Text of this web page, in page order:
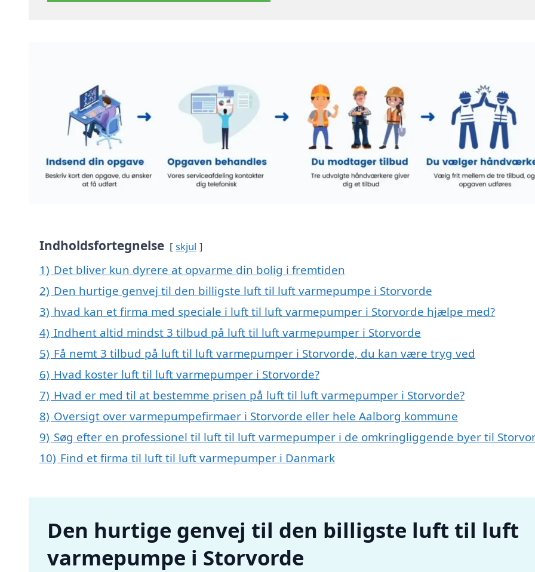
Indholdsfortegnelse skjul
1) Det bliver kun dyrere at opvarme din bolig i fremtiden
2) Den hurtige genvej til den billigste luft til luft varmepumpe i Storvorde
3) hvad kan et firma med speciale i luft til luft varmepumper i Storvorde hjælpe med?
4) Indhent altid mindst 3 tilbud på luft til luft varmepumper i Storvorde
5) Få nemt 3 tilbud på luft til luft varmepumper i Storvorde, du kan være tryg ved
6) Hvad koster luft til luft varmepumper i Storvorde?
7) Hvad er med til at bestemme prisen på luft til luft varmepumper i Storvorde?
8) Oversigt over varmepumpefirmaer i Storvorde eller hele Aalborg kommune
9) Søg efter en professionel til luft til luft varmepumper i de omkringliggende byer til
10) Find et firma til luft til luft varmepumper i Danmark
Den hurtige genvej til den billigste luft til luft
varmepumpe i Storvorde